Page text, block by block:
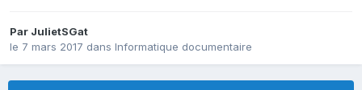
Par JulietSGat
le 7 mars 2017 dans Informatique documentaire